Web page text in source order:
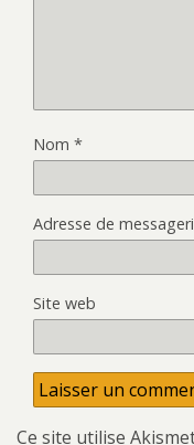
Nom *
Adresse de
Site web
Ce site utilise